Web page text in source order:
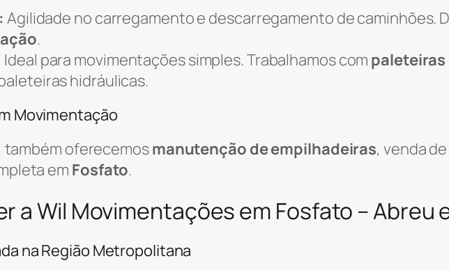
Agilidade no carregamento e descarregamento de caminhões.
.
Ideal para movimentações simples. Trabalhamos com paleteiras
hidráulicas.
Movimentação
também oferecemosmanutenção de empilhadeiras, venda
em Fosfato.
a Wil Movimentações em Fosfato – Abreu
na Região Metropolitana